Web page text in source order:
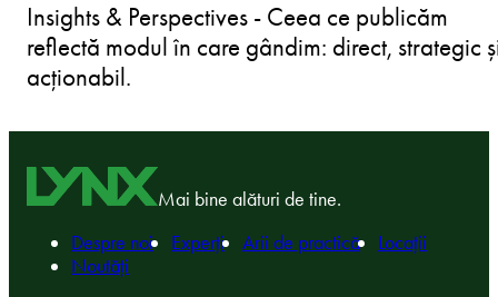
Insights & Perspectives - Ceea ce publicăm
reflectă modul în care gândim: direct, strategic
acționabil.
Mai bine alături de tine.
Despre noi
Experți Arii de practică
Locații
Noutăți